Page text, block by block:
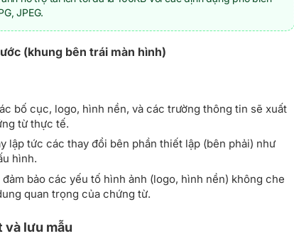
JPEG.
(khung bên trái màn hình)
bố cục, logo, hình nền, và các trường thông tin sẽ xuất
từ thực tế.
lập tức các thay đổi bên phần thiết lập (bên phải) như
hình.
đảm bảo các yếu tố hình ảnh (logo, hình nền) không che
quan trọng của chứng từ.
và lưu mẫu